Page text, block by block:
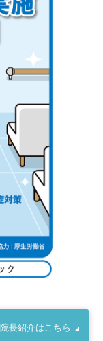
院長紹介はこちら